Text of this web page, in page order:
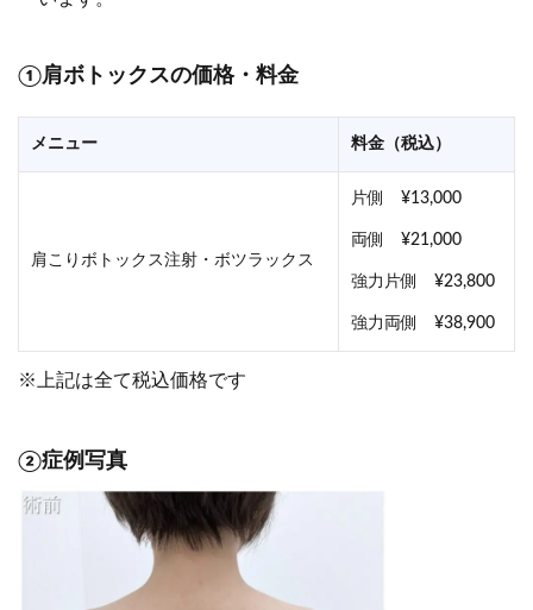
①肩ボトックスの価格・料金
メニュー 料金（税込）
肩こりボトックス注射・ボツラックス
片側 ¥13,000
両側 ¥21,000
強力片側 ¥23,800
強力両側 ¥38,900
※上記は全て税込価格です
②症例写真